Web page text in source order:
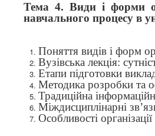
Тема 4. Види і форми
навчального процесу в
Поняття видів і форм
Вузівська лекція:
Етапи підготовки
Методика розробки та
Традиційна
Міждисциплінарні
Особливості